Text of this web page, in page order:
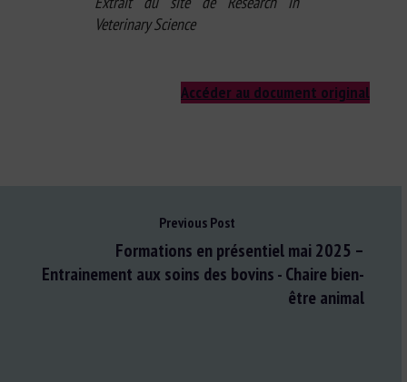
Veterinary Science
Accéder au document original
Previous Post
Formations en présentiel mai 2025 –
Entrainement aux soins des bovins - Chaire bien-
être animal